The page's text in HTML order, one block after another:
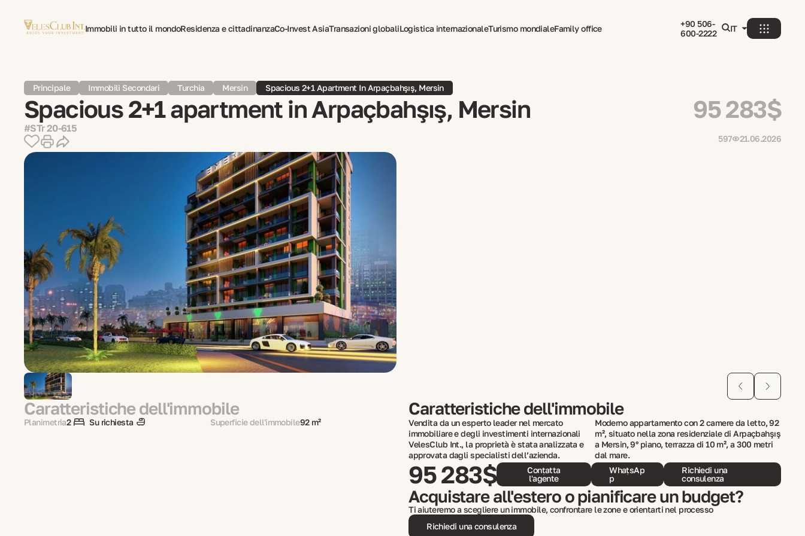
Immobili in tutto il mondoResidenza e cittadinanzaCo-Invest AsiaTransazioni globaliLogistica internazionaleTurismo mondialeFamily office
+90 506-
600-2222
IT
Principale Immobili Secondari Turchia Mersin Spacious 2+1 Apartment In Arpaçbahşış, Mersin
Spacious 2+1 apartment in Arpaçbahşış, Mersin
#STr 20-615
95 283$
597 21.06.2026
Caratteristiche dell'immobile
Planimetria2 Su richiesta Superficie dell'immobile92 m²
Caratteristiche dell'immobile
Vendita da un esperto leader nel mercato
immobiliare e degli investimenti internazionali
VelesClub Int., la proprietà è stata analizzata e
approvata dagli specialisti dell’azienda.
Moderno appartamento con 2 camere da letto, 92
m², situato nella zona residenziale di Arpaçbahşış
a Mersin, 9° piano, terrazza di 10 m², a 300 metri
dal mare.
95 283$
Contatta
l'agente
WhatsAp
p
Richiedi una
consulenza
Acquistare all'estero o pianificare un budget?
Ti aiuteremo a scegliere un immobile, confrontare le zone e orientarti nel processo
Richiedi una consulenza